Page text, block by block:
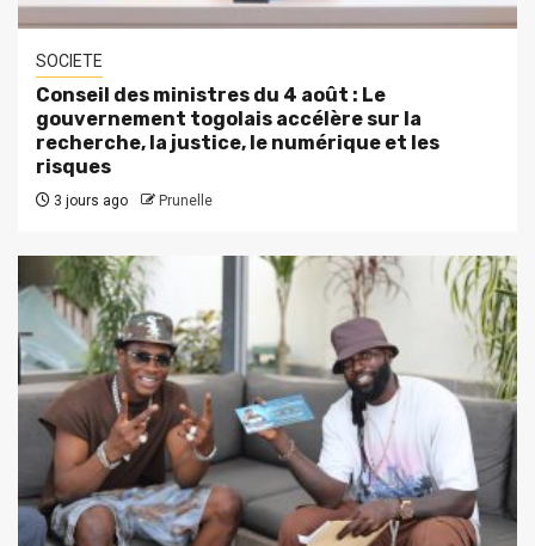
SOCIETE
Conseil des ministres du 4 août : Le
gouvernement togolais accélère sur la
recherche, la justice, le numérique et les
risques
3 jours ago Prunelle